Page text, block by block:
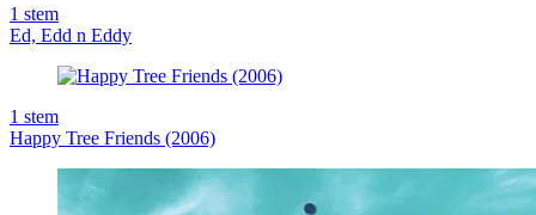
1 stem
Ed, Edd n Eddy
1 stem
Happy Tree Friends (2006)